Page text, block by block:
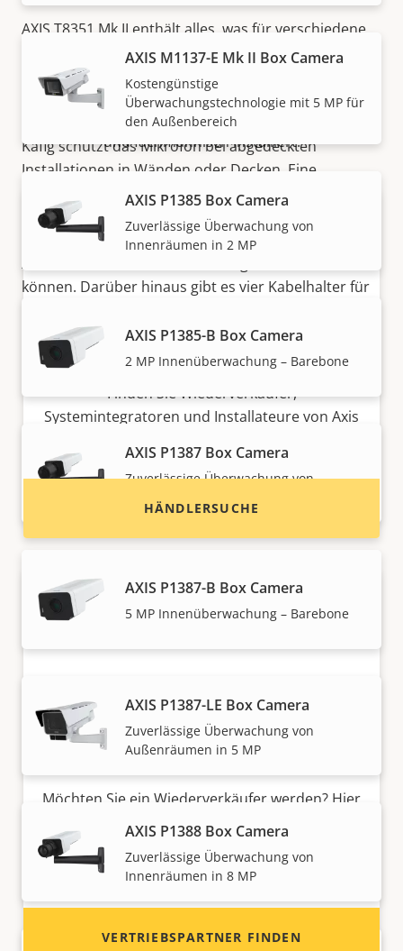
AXIS T8351 Mk II enthält alles, was für verschiedene,
flexible Installationen erforderlich ist. Eine
Abdeckung
aus Kunststoff schützt das Mikrofon.
Und es kann
neu lackiertwerden, damit sich das
Mikrofon in verschiedene Umgebungen einfügt.
Käfig schützt das Mikrofon bei abgedeckten
Installationen in Wänden oder Decken. Eine
Montageschablone gewährleistet eine präzise und
problemlose Installation. Und wenn Sie nicht in die
Oberfläche bohren möchten, gibt es auch einen
Aufkleber, den Sie auf die Montagefläche kleben
können. Darüber hinaus gibt es vier Kabelhalter für
AXIS M1137-E Mk II Box Camera
Kostengünstige
Überwachungstechnologie mit 5 MP für
den Außenbereich
AXIS P1385 Box Camera
Zuverlässige Überwachung von
Innenräumen in 2 MP
AXIS P1385-B Box Camera
2 MP Innenüberwachung – Barebone
AXIS P1387 Box Camera
Zuverlässige Überwachung von
Innenräumen in 5 MP
AXIS P1387-B Box Camera
5 MP Innenüberwachung – Barebone
AXIS P1387-LE Box Camera
Zuverlässige Überwachung von
Außenräumen in 5 MP
AXIS P1388 Box Camera
Zuverlässige Überwachung von
Innenräumen in 8 MP
Vertrieb
Lösungen von Axis und individuelle Produkte werden
von unseren vertrauenswürdigen Partnern verkauft
und fachmännisch installiert.
Möchten Sie Axis Produkte kaufen?
Finden Sie Wiederverkäufer,
Systemintegratoren und Installateure von Axis
HÄNDLERSUCHE
Möchten Sie Axis Produkte
verkaufen?
Möchten Sie ein Wiederverkäufer werden? Hier
finden Sie Kontaktinformationen für
Distributoren von Axis Produkten und
Systemen.
VERTRIEBSPARTNER FINDEN